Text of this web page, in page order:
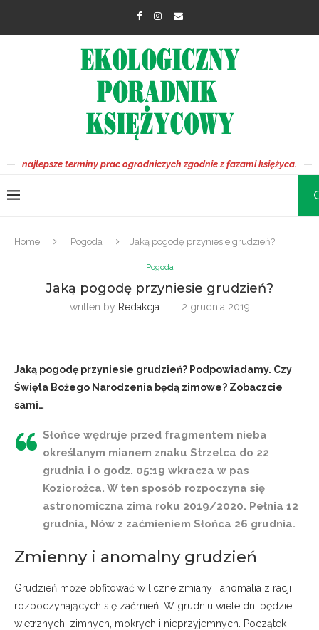
najlepsze terminy prac ogrodniczych zgodnie z fazami księżyca.
Home Pogoda Jaką pogodę przyniesie grudzień?
Pogoda
Jaką pogodę przyniesie grudzień?
written by Redakcja 2 grudnia 2019
Jaką pogodę przyniesie grudzień? Podpowiadamy. Czy
Święta Bożego Narodzenia będą zimowe? Zobaczcie
sami…
Słońce wędruje przed fragmentem nieba
określanym mianem znaku Strzelca do 22
grudnia i o godz. 05:19 wkracza w pas
Koziorożca. W ten sposób rozpoczyna się
astronomiczna zima roku 2019/2020. Pełnia 12
grudnia, Nów z zaćmieniem Słońca 26 grudnia.
Zmienny i anomalny grudzień
Grudzień może obfitować w liczne zmiany i anomalia z racji
rozpoczynających się zaćmień. W grudniu wiele dni będzie
wietrznych, zimnych, mokrych i nieprzyjemnych. Początek